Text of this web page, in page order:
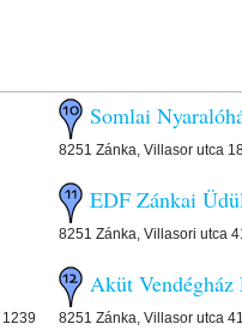
Somlai
8251 Zánka, Villasor utca
EDF Zánkai
8251 Zánka, Villasori utca
Aküt Vendégház
8251 Zánka, Villasor utca